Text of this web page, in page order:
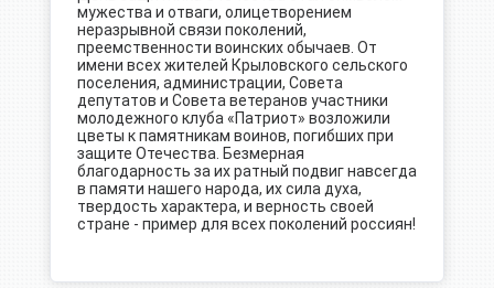
мужества и отваги, олицетворением
неразрывной связи поколений,
преемственности воинских обычаев. От
имени всех жителей Крыловского сельского
поселения, администрации, Совета
депутатов и Совета ветеранов участники
молодежного клуба «Патриот» возложили
цветы к памятникам воинов, погибших при
защите Отечества. Безмерная
благодарность за их ратный подвиг навсегда
в памяти нашего народа, их сила духа,
твердость характера, и верность своей
стране - пример для всех поколений россиян!